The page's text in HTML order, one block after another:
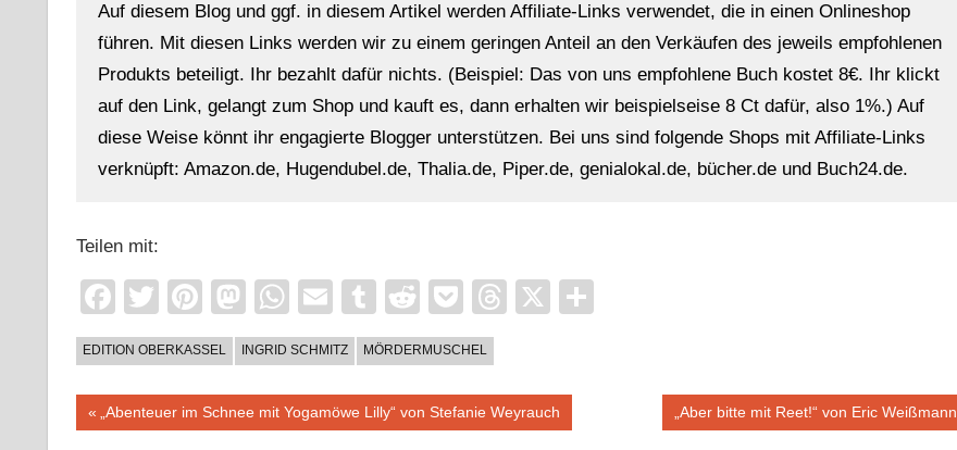
Auf diesem Blog und ggf. in diesem Artikel werden Affiliate-Links verwendet, die in einen Onlineshop
führen. Mit diesen Links werden wir zu einem geringen Anteil an den Verkäufen des jeweils empfohlenen
Produkts beteiligt. Ihr bezahlt dafür nichts. (Beispiel: Das von uns empfohlene Buch kostet 8€. Ihr klickt
auf den Link, gelangt zum Shop und kauft es, dann erhalten wir beispielseise 8 Ct dafür, also 1%.) Auf
diese Weise könnt ihr engagierte Blogger unterstützen. Bei uns sind folgende Shops mit Affiliate-Links
verknüpft: Amazon.de, Hugendubel.de, Thalia.de, Piper.de, genialokal.de, bücher.de und Buch24.de.
Teilen mit:
Facebook
TwitterPinterest
Mastodon
WhatsApp
EmailTumblr
RedditPocketThreads
X
EDITION OBERKASSEL INGRID SCHMITZ MÖRDERMUSCHEL
Beitragsnavigation
Vorheriger
„Abenteuer im Schnee mit Yogamöwe Lilly“ von Stefanie Weyrauch
Nächster
„Aber bitte mit Reet!“ von Eric Weißmann